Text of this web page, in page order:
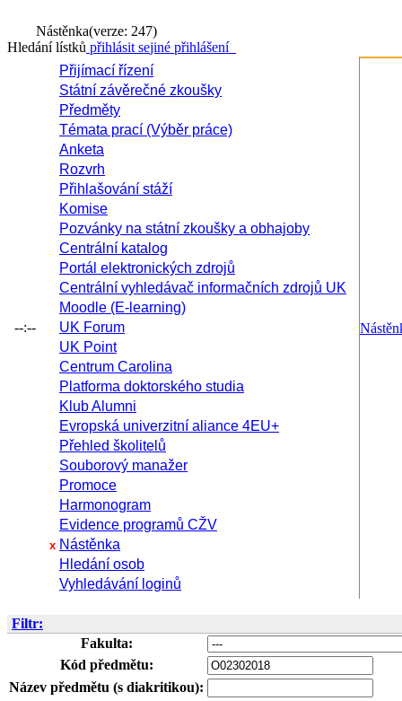
Nástěnka(verze: 247)
Hledání lístků přihlásit sejiné přihlášení
--:--
Přijímací řízení
Státní závěrečné zkoušky
Předměty
Témata prací (Výběr práce)
Anketa
Rozvrh
Přihlašování stáží
Komise
Pozvánky na státní zkoušky a obhajoby
Centrální katalog
Portál elektronických zdrojů
Centrální vyhledávač informačních zdrojů UK
Moodle (E-learning)
UK Forum
UK Point
Centrum Carolina
Platforma doktorského studia
Klub Alumni
Evropská univerzitní aliance 4EU+
Přehled školitelů
Souborový manažer
Promoce
Harmonogram
Evidence programů CŽV
x Nástěnka
Hledání osob
Vyhledávání loginů
Filtr:
Fakulta:
Kód předmětu:
Název předmětu (s diakritikou):